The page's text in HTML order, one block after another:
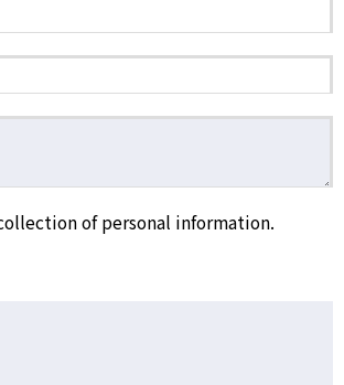
of personal information.